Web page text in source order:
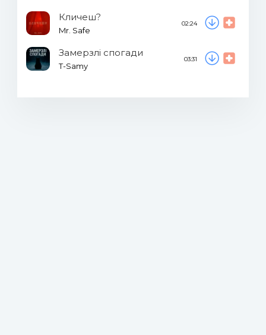
Кличеш?
Mr. Safe
02:24
Замерзлі спогади
T-Samy
03:31